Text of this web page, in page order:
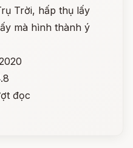
Trời, hấp thụ lấy
mà hình thành ý
đọc